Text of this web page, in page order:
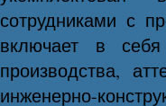
сотрудниками с
включает в себя
производства,
инженерно-